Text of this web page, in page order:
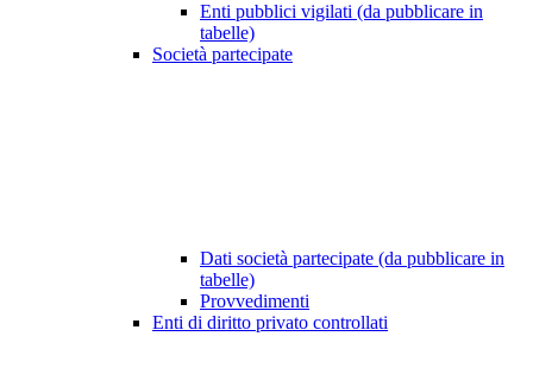
Enti pubblici vigilati (da pubblicare in
tabelle)
Società partecipate
Dati società partecipate (da pubblicare in
tabelle)
Provvedimenti
Enti di diritto privato controllati